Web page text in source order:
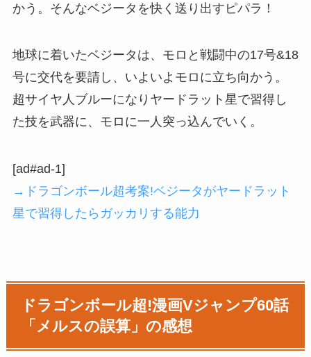
かう。そんなベジータを快く送り出すピパラ！
地球に着いたベジータは、モロと戦闘中の17号&18
号に交代を要請し、いよいよモロに立ち向かう。
超サイヤ人ブルーになりヤードラット星で習得し
た技を武器に、モロに一人突っ込んでいく。
[ad#ad-1]
→ドラゴンボール超考案!ベジータがヤードラット
星で習得したらガッカリする能力
ドラゴンボール超!漫画Vジャンプ60話
「メルスの誤算」の感想